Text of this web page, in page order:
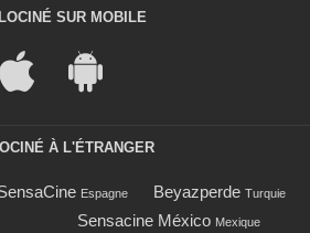
SUR MOBILE
À L'ÉTRANGER
Espagne Beyazperde Turquie
Sensacine México Mexique